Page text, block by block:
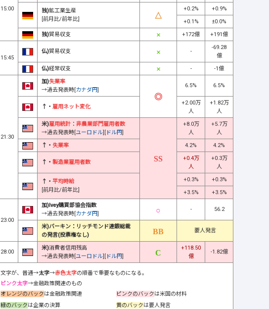
15:00 独)鉱工業生産
[前月比/前年比]
+0.2%
+0.9%
+0.1%
±0.0%
独)貿易収支 +172億 +191億
15:45
仏)貿易収支 -
-69.28
億
仏)経常収支 - -1億
21:30
加)失業率
→過去発表時[カナダ円]
6.5% 6.5%
↑・ 雇用ネット変化
+2.00万
人
+1.82万
人
米)雇用統計 ： 非農業部門雇用者数
→過去発表時[ユーロドル][ ドル円]
+8.0万
人
+5.7万
人
↑・ 失業率 4.2% 4.2%
↑・ 製造業雇用者数
+0.4万
人
+0.3万
人
↑・ 平均時給
[前月比/前年比]
+0.3%
+0.3%
+3.5%
+3.5%
23:00
加)Ivey購買部協会指数
→過去発表時[カナダ円]
- 56.2
米)バーキン：リッチモンド連銀総裁
の発言(投票権なし)
要人発言
28:00
米)消費者信用残高
→過去発表時[ユーロドル][ ドル円]
+118.50
億
-1.82億
文字が、普通→太字→赤色太字の順番で重要なものになる。
ピンク太字→金融政策関連のもの
オレンジのバックは金融政策関連 ピンクのバックは米国の材料
緑のバックは企業の決算 黄のバックは要人発言